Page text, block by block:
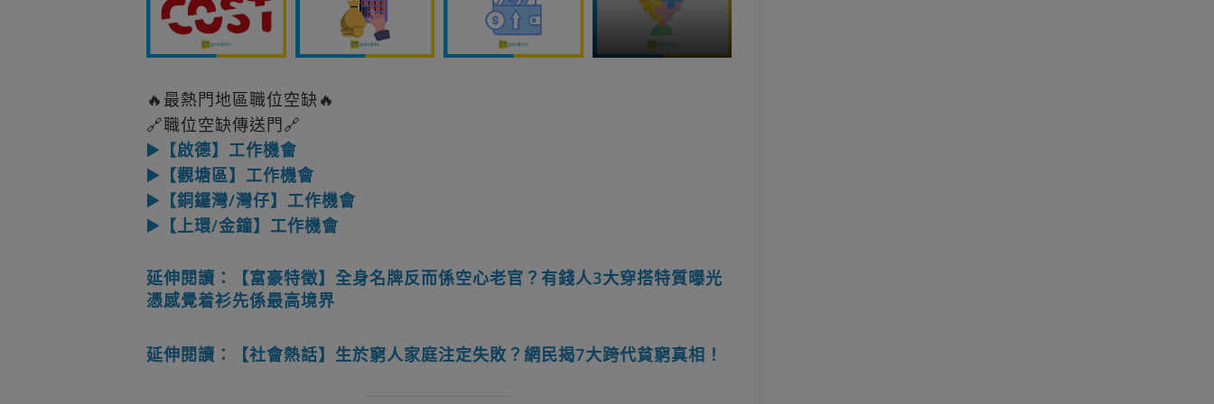
🔥最熱門地區職位空缺🔥
🔗職位空缺傳送門🔗
▶️【啟德】工作機會
▶️【觀塘區】工作機會
▶️【銅鑼灣/灣仔】工作機會
▶️【上環/金鐘】工作機會
延伸閱讀：【富豪特徵】全身名牌反而係空心老官？有錢人3大穿搭特質曝光
憑感覺着衫先係最高境界
延伸閱讀：【社會熱話】生於窮人家庭注定失敗？網民揭7大跨代貧窮真相！